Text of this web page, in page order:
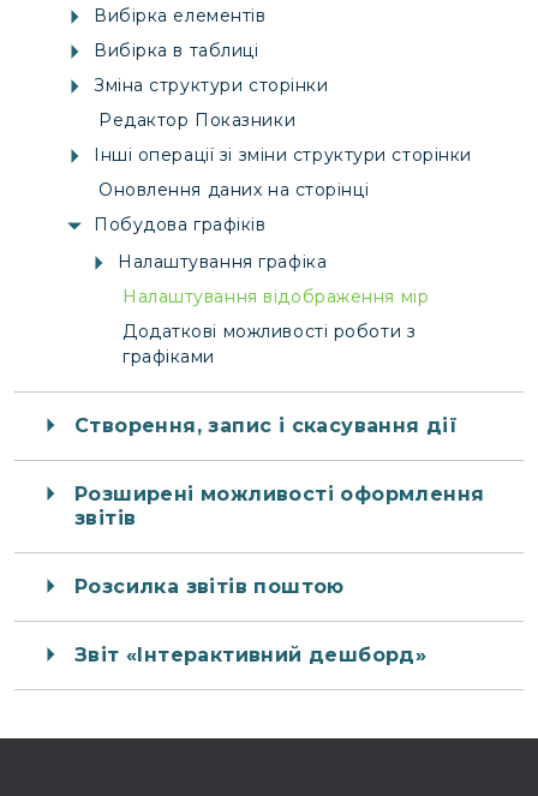
Вибірка елементів
Вибірка в таблиці
Зміна структури сторінки
Редактор Показники
Інші операції зі зміни структури сторінки
Оновлення даних на сторінці
Побудова графіків
Налаштування графіка
Налаштування відображення мір
Додаткові можливості роботи з
графіками
Створення, запис і скасування дії
Розширені можливості оформлення
звітів
Розсилка звітів поштою
Звіт «Інтерактивний дешборд»